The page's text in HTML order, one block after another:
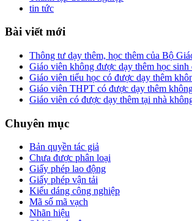
tin tức
Bài viết mới
Thông tư dạy thêm, học thêm của Bộ
Giáo viên không được dạy thêm học sinh
Giáo viên tiểu học có được dạy thêm
Giáo viên THPT có được dạy thêm
Giáo viên có được dạy thêm tại nhà
Chuyên mục
Bản quyền tác giả
Chưa được phân loại
Giấy phép lao động
Giấy phép vận tải
Kiểu dáng công nghiệp
Mã số mã vạch
Nhãn hiệu